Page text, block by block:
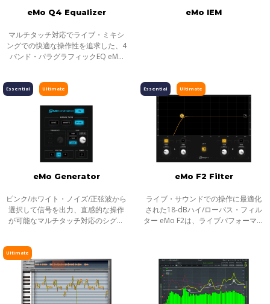
eMo Q4 Equalizer
マルチタッチ対応でライブ・ミキシ
ングでの快適な操作性を追求した、4
バンド・パラグラフィックEQ eMo
パラグラフィックEQプラグインで
eMo IEM
Ultimate
Essential
eMo Generator
ピンク/ホワイト・ノイズ/正弦波から
選択して信号を出力、直感的な操作
が可能なマルチタッチ対応のシグナ
音響測定やチェックに便利なシグナ
ルジェ
Ultimate
Essential
eMo F2 Filter
ライブ・サウンドでの操作に最適化
された18-dBハイ/ローパス・フィル
ター eMo F2は、ライブパフォーマン
Ultimate